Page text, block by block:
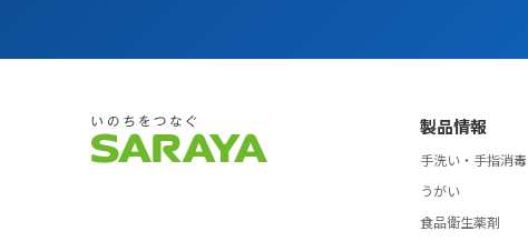
製品情報
手洗い・手指消毒
うがい
食品衛生薬剤